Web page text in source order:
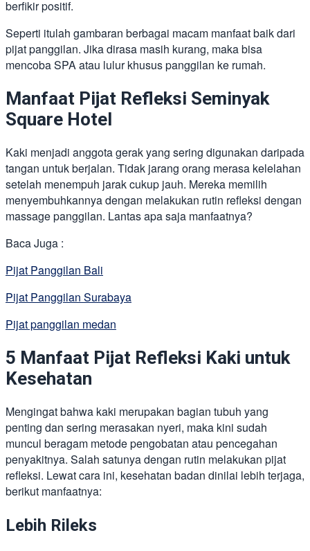
berfikir positif.
Seperti itulah gambaran berbagai macam manfaat baik dari
pijat panggilan. Jika dirasa masih kurang, maka bisa
mencoba SPA atau lulur khusus panggilan ke rumah.
Manfaat Pijat Refleksi Seminyak
Square Hotel
Kaki menjadi anggota gerak yang sering digunakan daripada
tangan untuk berjalan. Tidak jarang orang merasa kelelahan
setelah menempuh jarak cukup jauh. Mereka memilih
menyembuhkannya dengan melakukan rutin refleksi dengan
massage panggilan. Lantas apa saja manfaatnya?
Baca Juga :
Pijat Panggilan Bali
Pijat Panggilan Surabaya
Pijat panggilan medan
5 Manfaat Pijat Refleksi Kaki untuk
Kesehatan
Mengingat bahwa kaki merupakan bagian tubuh yang
penting dan sering merasakan nyeri, maka kini sudah
muncul beragam metode pengobatan atau pencegahan
penyakitnya. Salah satunya dengan rutin melakukan pijat
refleksi. Lewat cara ini, kesehatan badan dinilai lebih terjaga,
berikut manfaatnya:
Lebih Rileks